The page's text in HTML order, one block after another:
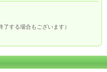
了する場合もございます）